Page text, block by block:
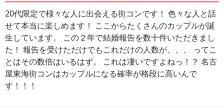
20代限定で様々な人に出会える街コンです！ 色々な人と話
せて本当に楽しめます！ ここからたくさんのカップルが誕
生しています。 この２年で結婚報告を数十件いただきまし
た！ 報告を受けただけでもこれだけの人数が、、、 ってこ
とはその数倍はいるはず。 これは凄いですよねっ！？ 名古
屋東海街コンはカップルになる確率が格段に高いんで
す！！！